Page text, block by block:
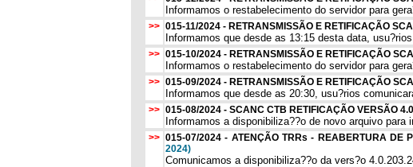
Informamos o restabelecimento do servidor para
>> 015-11/2024 - RETRANSMISSÃO E RETIFICAÇÃO
Informamos que desde as 13:15 desta data,
>> 015-10/2024 - RETRANSMISSÃO E RETIFICAÇÃO
Informamos o restabelecimento do servidor para
>> 015-09/2024 - RETRANSMISSÃO E RETIFICAÇÃO
Informamos que desde as 20:30, usu?rios
>> 015-08/2024 - SCANC CTB RETIFICAÇÃO VERSÃO
Informamos a disponibiliza??o de novo arquivo
>> 015-07/2024 - ATENÇÃO TRRs - REABERTURA DE
2024)
Comunicamos a disponibiliza??o da vers?o